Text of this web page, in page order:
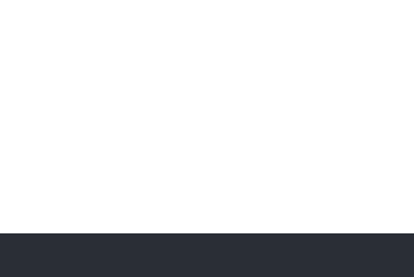
Conseil des sections 2026-2027